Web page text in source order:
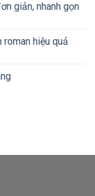
giản, nhanh gọn
hiệu quả